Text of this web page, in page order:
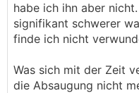
habe ich ihn aber
signifikant schwerer
finde ich nicht
Was sich mit der Zeit
die Absaugung nicht